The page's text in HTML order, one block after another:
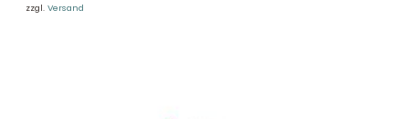
zzgl. Versand